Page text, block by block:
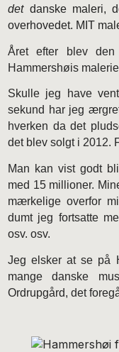
detdanske maleri,
overhovedet. MIT
Året efter blev
Hammershøis
Skulle jeg have
sekund har jeg
hverken da det
det blev solgt i 2012.
Man kan vist godt
med 15 millioner.
mærkelige overfor
dumt jeg fortsatte
osv. osv.
Jeg elsker at se på
mange danske
Ordrupgård, det